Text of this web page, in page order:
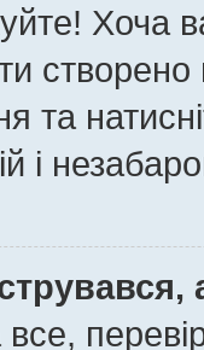
Хоча
створено
та
і